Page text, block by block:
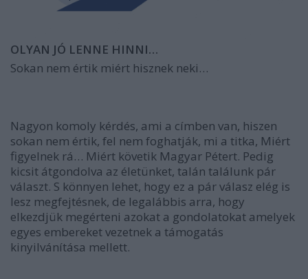
OLYAN JÓ LENNE HINNI…
Sokan nem értik miért hisznek neki…
Nagyon komoly kérdés, ami a címben van, hiszen
sokan nem értik, fel nem foghatják, mi a titka, Miért
figyelnek rá… Miért követik Magyar Pétert. Pedig
kicsit átgondolva az életünket, talán találunk pár
választ. S könnyen lehet, hogy ez a pár válasz elég is
lesz megfejtésnek, de legalábbis arra, hogy
elkezdjük megérteni azokat a gondolatokat amelyek
egyes embereket vezetnek a támogatás
kinyilvánítása mellett.